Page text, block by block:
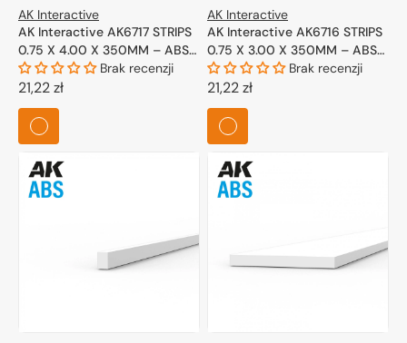
AK Interactive
AK Interactive AK6717 STRIPS
0.75 X 4.00 X 350MM – ABS
STRIP – 10 UNITS PER BAG
Brak recenzji
Cena
regularna
21,22 zł
AK Interactive
AK Interactive AK6716 STRIPS
0.75 X 3.00 X 350MM – ABS
STRIP – 10 UNITS PER BAG
Brak recenzji
Cena
regularna
21,22 zł